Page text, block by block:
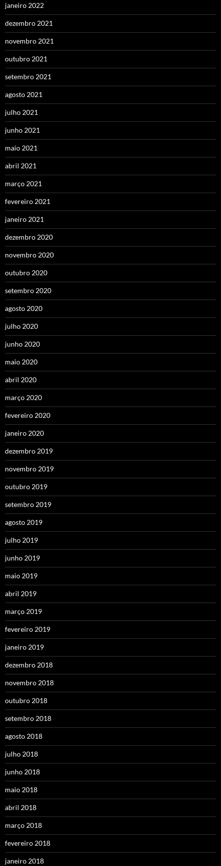
janeiro 2022
dezembro 2021
novembro 2021
outubro 2021
setembro 2021
agosto 2021
julho 2021
junho 2021
maio 2021
abril 2021
março 2021
fevereiro 2021
janeiro 2021
dezembro 2020
novembro 2020
outubro 2020
setembro 2020
agosto 2020
julho 2020
junho 2020
maio 2020
abril 2020
março 2020
fevereiro 2020
janeiro 2020
dezembro 2019
novembro 2019
outubro 2019
setembro 2019
agosto 2019
julho 2019
junho 2019
maio 2019
abril 2019
março 2019
fevereiro 2019
janeiro 2019
dezembro 2018
novembro 2018
outubro 2018
setembro 2018
agosto 2018
julho 2018
junho 2018
maio 2018
abril 2018
março 2018
fevereiro 2018
janeiro 2018